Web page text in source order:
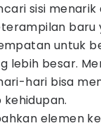
sisi
baru
untuk
lebih besar.
hari bisa
elemen